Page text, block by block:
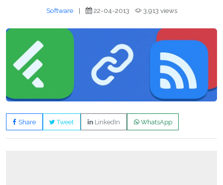
Software | 22-04-2013 3,913 views
Share Tweet LinkedIn WhatsApp